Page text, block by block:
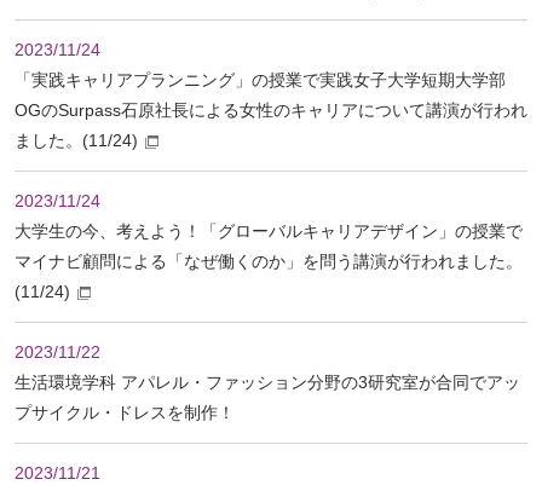
2023/11/24
「実践キャリアプランニング」の授業で実践女子大学短期大学部
OGのSurpass石原社長による女性のキャリアについて講演が行われ
ました。(11/24)
2023/11/24
大学生の今、考えよう！「グローバルキャリアデザイン」の授業で
マイナビ顧問による「なぜ働くのか」を問う講演が行われました。
(11/24)
2023/11/22
生活環境学科 アパレル・ファッション分野の3研究室が合同でアッ
プサイクル・ドレスを制作！
2023/11/21